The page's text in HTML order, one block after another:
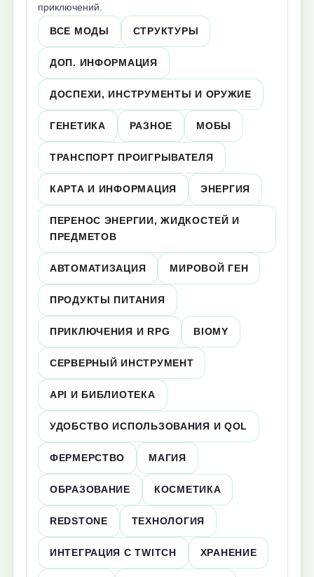
приключений.
ВСЕ МОДЫ СТРУКТУРЫ
ДОП. ИНФОРМАЦИЯ
ДОСПЕХИ, ИНСТРУМЕНТЫ И ОРУЖИЕ
ГЕНЕТИКА РАЗНОЕ МОБЫ
ТРАНСПОРТ ПРОИГРЫВАТЕЛЯ
КАРТА И ИНФОРМАЦИЯ ЭНЕРГИЯ
ПЕРЕНОС ЭНЕРГИИ, ЖИДКОСТЕЙ И
ПРЕДМЕТОВ
АВТОМАТИЗАЦИЯ МИРОВОЙ ГЕН
ПРОДУКТЫ ПИТАНИЯ
ПРИКЛЮЧЕНИЯ И RPG BIOMY
СЕРВЕРНЫЙ ИНСТРУМЕНТ
API И БИБЛИОТЕКА
УДОБСТВО ИСПОЛЬЗОВАНИЯ И QOL
ФЕРМЕРСТВО МАГИЯ
ОБРАЗОВАНИЕ КОСМЕТИКА
REDSTONE ТЕХНОЛОГИЯ
ИНТЕГРАЦИЯ С TWITCH ХРАНЕНИЕ